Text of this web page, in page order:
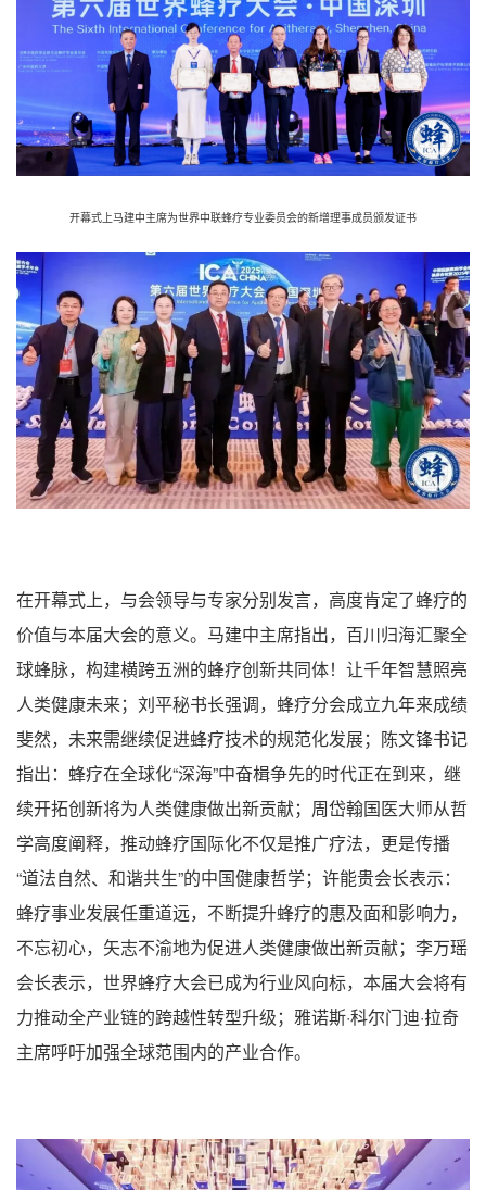
开幕式上马建中主席为世界中联蜂疗专业委员会的新增理事成员颁发证书
在开幕式上，与会领导与专家分别发言，高度肯定了蜂疗的
价值与本届大会的意义。马建中主席指出，百川归海汇聚全
球蜂脉，构建横跨五洲的蜂疗创新共同体！让千年智慧照亮
人类健康未来；刘平秘书长强调，蜂疗分会成立九年来成绩
斐然，未来需继续促进蜂疗技术的规范化发展；陈文锋书记
指出：蜂疗在全球化“深海”中奋楫争先的时代正在到来，继
续开拓创新将为人类健康做出新贡献；周岱翰国医大师从哲
学高度阐释，推动蜂疗国际化不仅是推广疗法，更是传播
“道法自然、和谐共生”的中国健康哲学；许能贵会长表示：
蜂疗事业发展任重道远，不断提升蜂疗的惠及面和影响力，
不忘初心，矢志不渝地为促进人类健康做出新贡献；李万瑶
会长表示，世界蜂疗大会已成为行业风向标，本届大会将有
力推动全产业链的跨越性转型升级；雅诺斯·科尔门迪·拉奇
主席呼吁加强全球范围内的产业合作。